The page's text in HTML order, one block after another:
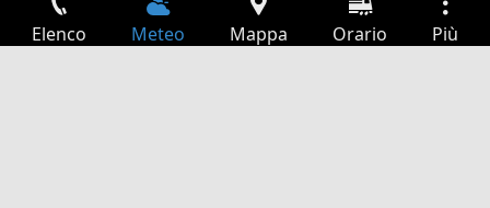
Elenco Meteo Mappa Orario Più